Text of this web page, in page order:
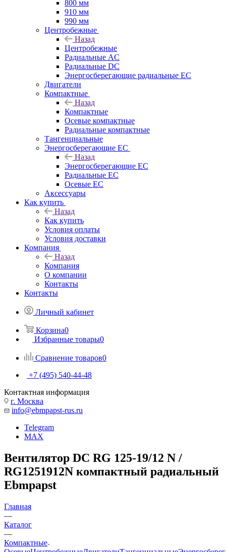
800 мм
910 мм
990 мм
Центробежные
Назад
Центробежные
Радиальные AC
Радиальные DC
Энергосберегающие радиальные EC
Двигатели
Компактные
Назад
Компактные
Осевые компактные
Радиальные компактные
Тангенциальные
Энергосберегающие EC
Назад
Энергосберегающие EC
Радиальные EC
Осевые EC
Аксессуары
Как купить
Назад
Как купить
Условия оплаты
Условия доставки
Компания
Назад
Компания
О компании
Контакты
Контакты
Личный кабинет
Корзина0
Избранные товары0
Сравнение товаров0
+7 (495) 540-44-48
Контактная информация
г. Москва
info@ebmpapst-rus.ru
Telegram
MAX
Вентилятор DC RG 125-19/12 N /
RG1251912N компактный радиальный
Ebmpapst
Главная
—
Каталог
—
Компактные